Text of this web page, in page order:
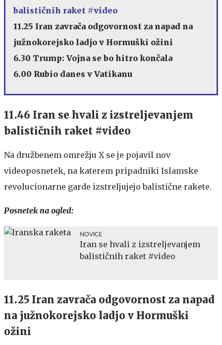
balističnih raket #video
11.25 Iran zavrača odgovornost za napad na
južnokorejsko ladjo v Hormuški ožini
6.30 Trump: Vojna se bo hitro končala
6.00 Rubio danes v Vatikanu
11.46 Iran se hvali z izstreljevanjem
balističnih raket #video
Na družbenem omrežju X se je pojavil nov
videoposnetek, na katerem pripadniki Islamske
revolucionarne garde izstreljujejo balistične rakete.
Posnetek na ogled:
NOVICE
Iran se hvali z izstreljevanjem
balističnih raket #video
11.25 Iran zavrača odgovornost za napad
na južnokorejsko ladjo v Hormuški
ožini